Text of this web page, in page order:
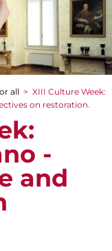
all > XIII Culture Week:
on restoration.
-
and